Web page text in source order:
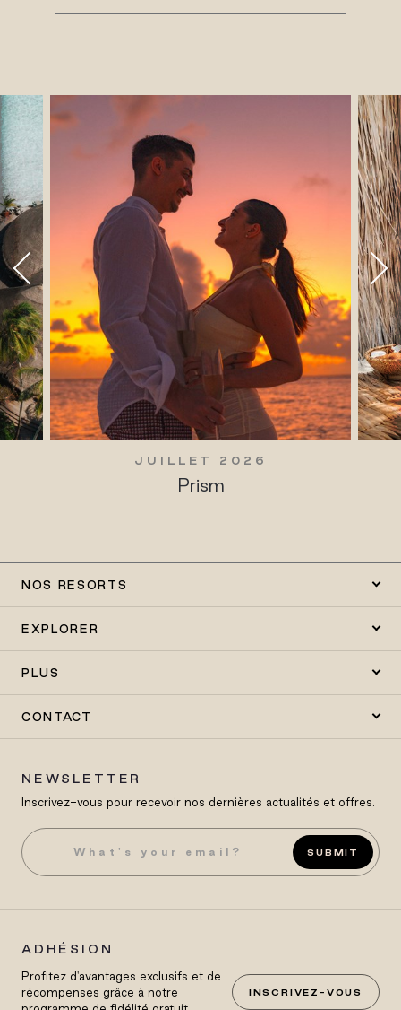
JUILLET 2026
Prism
NOS RESORTS
EXPLORER
PLUS
CONTACT
NEWSLETTER
Inscrivez-vous pour recevoir nos dernières actualités et offres.
SUBMIT
ADHÉSION
Profitez d'avantages exclusifs et de
récompenses grâce à notre
INSCRIVEZ-VOUS